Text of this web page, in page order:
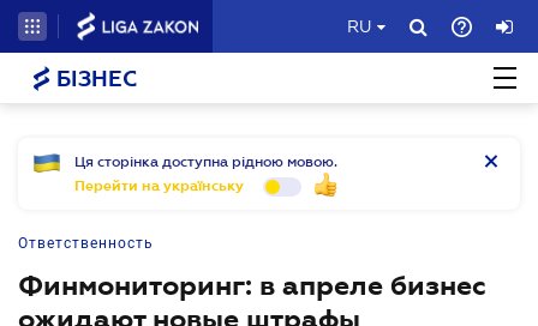
RU
БІЗНЕС
Ця сторінка доступна рідною мовою.
Перейти на українську
Ответственность
Финмониторинг: в апреле бизнес
ожидают новые штрафы